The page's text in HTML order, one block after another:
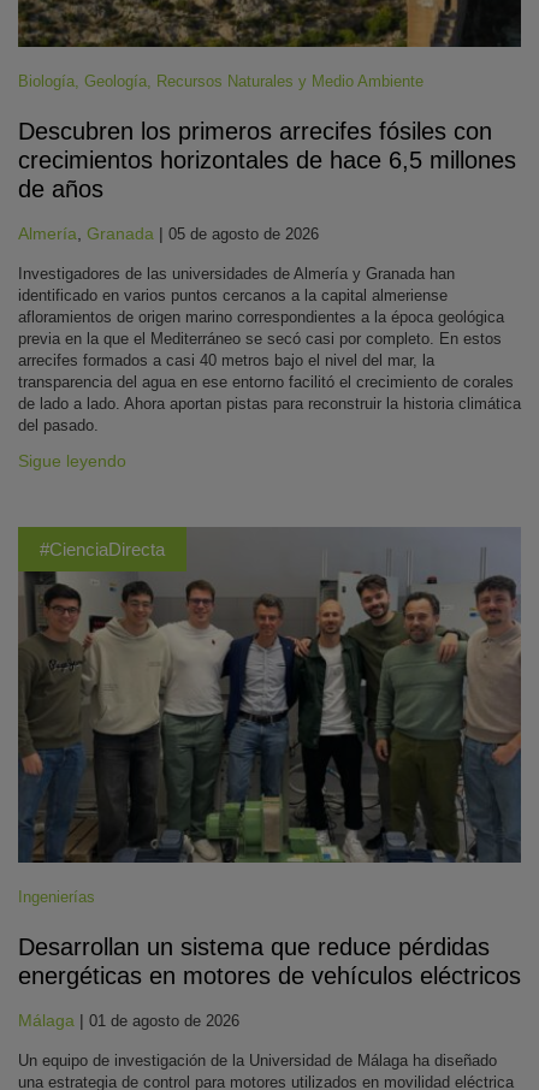
Biología, Geología, Recursos Naturales y Medio Ambiente
Descubren los primeros arrecifes fósiles con
crecimientos horizontales de hace 6,5 millones
de años
Almería, Granada | 05 de agosto de 2026
Investigadores de las universidades de Almería y Granada han
identificado en varios puntos cercanos a la capital almeriense
afloramientos de origen marino correspondientes a la época geológica
previa en la que el Mediterráneo se secó casi por completo. En estos
arrecifes formados a casi 40 metros bajo el nivel del mar, la
transparencia del agua en ese entorno facilitó el crecimiento de corales
de lado a lado. Ahora aportan pistas para reconstruir la historia climática
del pasado.
Sigue leyendo
#CienciaDirecta
Ingenierías
Desarrollan un sistema que reduce pérdidas
energéticas en motores de vehículos eléctricos
Málaga | 01 de agosto de 2026
Un equipo de investigación de la Universidad de Málaga ha diseñado
una estrategia de control para motores utilizados en movilidad eléctrica